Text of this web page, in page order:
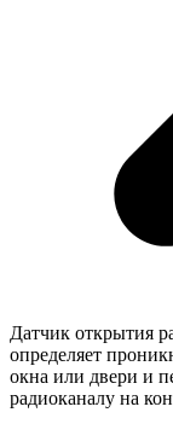
Датчик открытия
определяет
окна или двери и
радиоканалу на